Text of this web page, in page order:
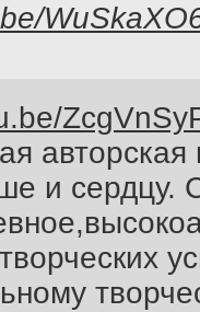
и сердцу.